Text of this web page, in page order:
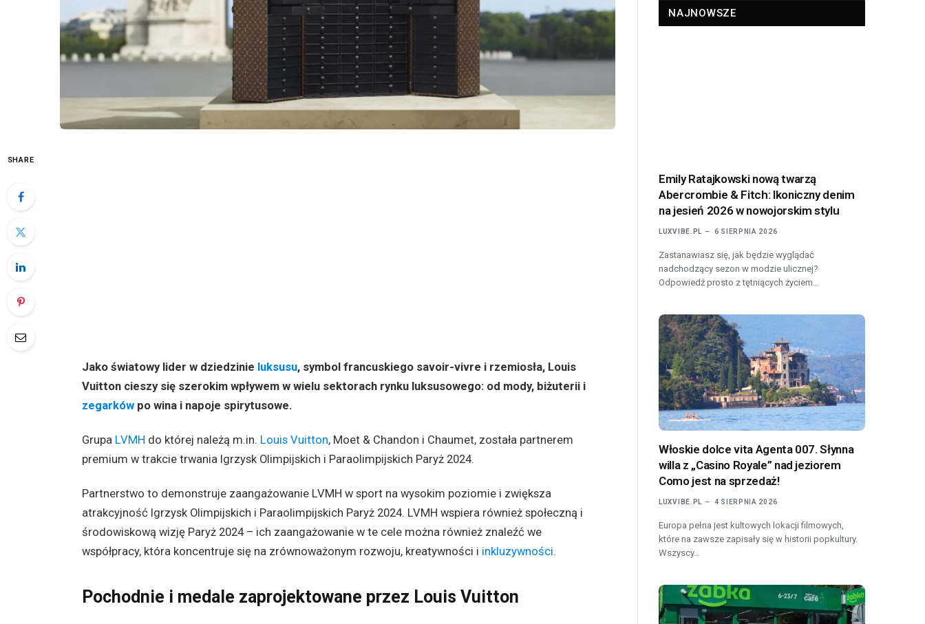
SHARE
Jako światowy lider w dziedzinie luksusu, symbol francuskiego savoir-vivre i rzemiosła, Louis
Vuitton cieszy się szerokim wpływem w wielu sektorach rynku luksusowego: od mody, biżuterii i
zegarkówpo wina i napoje spirytusowe.
Grupa LVMH do której należą m.in. Louis Vuitton, Moet & Chandon i Chaumet, została partnerem
premium w trakcie trwania Igrzysk Olimpijskich i Paraolimpijskich Paryż 2024.
Partnerstwo to demonstruje zaangażowanie LVMH w sport na wysokim poziomie i zwiększa
atrakcyjność Igrzysk Olimpijskich i Paraolimpijskich Paryż 2024. LVMH wspiera również społeczną i
środowiskową wizję Paryż 2024 – ich zaangażowanie w te cele można również znaleźć we
współpracy, która koncentruje się na zrównoważonym rozwoju, kreatywności i inkluzywności.
Pochodnie i medale zaprojektowane przez Louis Vuitton
NAJNOWSZE
Emily Ratajkowski nową twarzą
Abercrombie & Fitch: Ikoniczny denim
na jesień 2026 w nowojorskim stylu
LUXVIBE.PL 6 SIERPNIA 2026
Zastanawiasz się, jak będzie wyglądać
nadchodzący sezon w modzie ulicznej?
Odpowiedź prosto z tętniących życiem…
Włoskie dolce vita Agenta 007. Słynna
willa z „Casino Royale” nad jeziorem
Como jest na sprzedaż!
LUXVIBE.PL 4 SIERPNIA 2026
Europa pełna jest kultowych lokacji filmowych,
które na zawsze zapisały się w historii popkultury.
Wszyscy…